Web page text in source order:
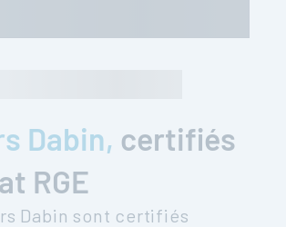
Dabin, certifiés
RGE
Dabin sont certifiés